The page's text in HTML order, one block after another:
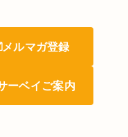
メルマガ登録
ーベイご案内